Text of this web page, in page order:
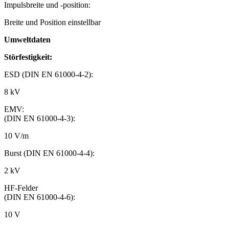
Impulsbreite und -position:
Breite und Position einstellbar
Umweltdaten
Störfestigkeit:
ESD (DIN EN 61000-4-2):
8 kV
EMV:
(DIN EN 61000-4-3):
10 V/m
Burst (DIN EN 61000-4-4):
2 kV
HF-Felder
(DIN EN 61000-4-6):
10 V